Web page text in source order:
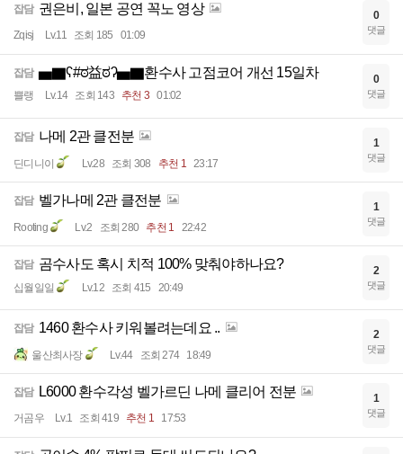
잡담 권은비, 일본 공연 꼭노 영상
Zqisj Lv.11 조회 185 01:09
0
댓글
잡담 ▅▇ʕ#ಠ益ಠʔ▅▇환수사 고점코어 개선 15일차
쁠랭 Lv.14 조회 143 추천 3 01:02
0
댓글
잡담 나메 2관 클전분
딘디니이 Lv.28 조회 308 추천 1 23:17
1
댓글
잡담 벨가나메 2관 클전분
Rooting Lv.2 조회 280 추천 1 22:42
1
댓글
잡담 곰수사도 혹시 치적 100% 맞춰야하나요?
십월일일 Lv.12 조회 415 20:49
2
댓글
잡담 1460 환수사 키워볼려는데요 ..
울산최사장 Lv.44 조회 274 18:49
2
댓글
잡담 L6000 환수각성 벨가르딘 나메 클리어 전분
거곰우 Lv.1 조회 419 추천 1 17:53
1
댓글